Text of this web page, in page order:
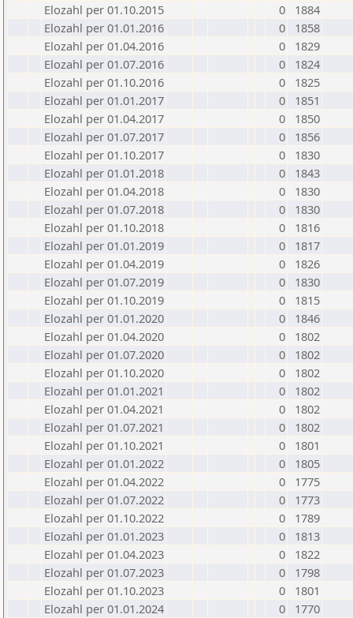
Elozahl per 01.10.2015
0
1884
Elozahl per 01.01.2016
0
1858
Elozahl per 01.04.2016
0
1829
Elozahl per 01.07.2016
0
1824
Elozahl per 01.10.2016
0
1825
Elozahl per 01.01.2017
0
1851
Elozahl per 01.04.2017
0
1850
Elozahl per 01.07.2017
0
1856
Elozahl per 01.10.2017
0
1830
Elozahl per 01.01.2018
0
1843
Elozahl per 01.04.2018
0
1830
Elozahl per 01.07.2018
0
1830
Elozahl per 01.10.2018
0
1816
Elozahl per 01.01.2019
0
1817
Elozahl per 01.04.2019
0
1826
Elozahl per 01.07.2019
0
1830
Elozahl per 01.10.2019
0
1815
Elozahl per 01.01.2020
0
1846
Elozahl per 01.04.2020
0
1802
Elozahl per 01.07.2020
0
1802
Elozahl per 01.10.2020
0
1802
Elozahl per 01.01.2021
0
1802
Elozahl per 01.04.2021
0
1802
Elozahl per 01.07.2021
0
1802
Elozahl per 01.10.2021
0
1801
Elozahl per 01.01.2022
0
1805
Elozahl per 01.04.2022
0
1775
Elozahl per 01.07.2022
0
1773
Elozahl per 01.10.2022
0
1789
Elozahl per 01.01.2023
0
1813
Elozahl per 01.04.2023
0
1822
Elozahl per 01.07.2023
0
1798
Elozahl per 01.10.2023
0
1801
Elozahl per 01.01.2024
0
1770